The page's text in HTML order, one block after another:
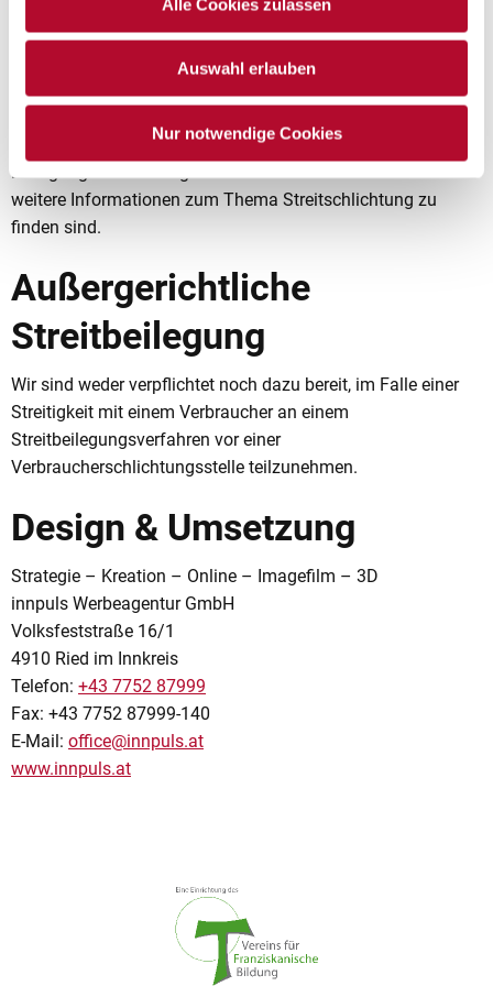
Alle Cookies zulassen
Auswahl erlauben
Nur notwendige Cookies
Online-Streitbeilegung
Die Europäische Kommission stellt unter
Online-Streitbeilegung bereit, die Verbraucher für die
Beilegung einer Streitigkeit nutzen können und auf der
weitere Informationen zum Thema Streitschlichtung zu
finden sind.
Außergerichtliche
Streitbeilegung
Wir sind weder verpflichtet noch dazu bereit, im Falle einer
Streitigkeit mit einem Verbraucher an einem
Streitbeilegungsverfahren vor einer
Verbraucherschlichtungsstelle teilzunehmen.
Design & Umsetzung
Strategie – Kreation – Online – Imagefilm – 3D
innpuls Werbeagentur GmbH
Volksfeststraße 16/1
4910 Ried im Innkreis
Telefon: +43 7752 87999
Fax: +43 7752 87999-140
E-Mail: office@innpuls.at
www.innpuls.at